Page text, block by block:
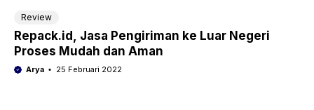
Review
Repack.id, Jasa Pengiriman ke Luar Negeri
Proses Mudah dan Aman
Arya 25 Februari 2022